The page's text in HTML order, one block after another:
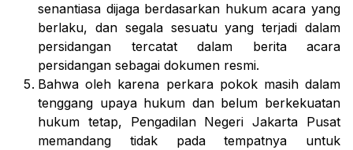
senantiasa dijaga berdasarkan hukum acara yang
berlaku, dan segala sesuatu yang terjadi dalam
persidangan tercatat dalam berita acara
persidangan sebagai dokumen resmi.
Bahwa oleh karena perkara pokok masih dalam
tenggang upaya hukum dan belum berkekuatan
hukum tetap, Pengadilan Negeri Jakarta Pusat
memandang tidak pada tempatnya untuk